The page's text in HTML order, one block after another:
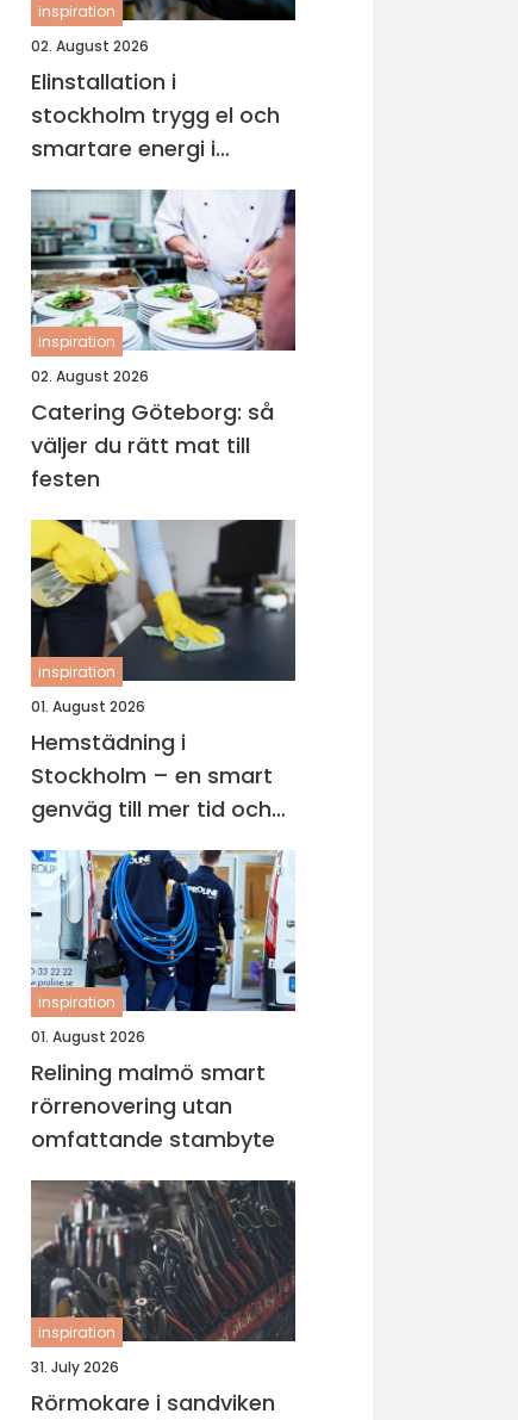
inspiration
02. August 2026
Elinstallation i
stockholm trygg el och
smartare energi i
vardagen
inspiration
02. August 2026
Catering Göteborg: så
väljer du rätt mat till
festen
inspiration
01. August 2026
Hemstädning i
Stockholm – en smart
genväg till mer tid och
lugn i vardagen
inspiration
01. August 2026
Relining malmö smart
rörrenovering utan
omfattande stambyte
inspiration
31. July 2026
Rörmokare i sandviken